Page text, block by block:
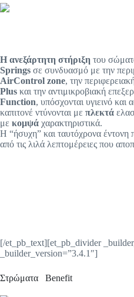
Η ανεξάρτητη στήριξη του
Springs σε συνδυασμό με την
AirControl zone, την
Plus και την αντιμικροβιακή
Function, υπόσχονται υγιεινό
καπιτονέ ντύνονται με πλεκτά
με κομψά χαρακτηριστικά.
Η “ήσυχη” και ταυτόχρονα έντονη
από τις λιλά λεπτομέρειες που
[/et_pb_text][et_pb_divider
_builder_version=”3.4.1″]
Στρώματα Benefit